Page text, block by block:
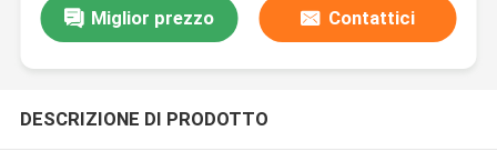
Miglior prezzo Contattici
DESCRIZIONE DI PRODOTTO